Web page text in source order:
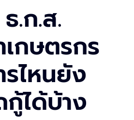
.ก.ส.
เกษตรกร
รไหนยัง
กู้ได้บ้าง